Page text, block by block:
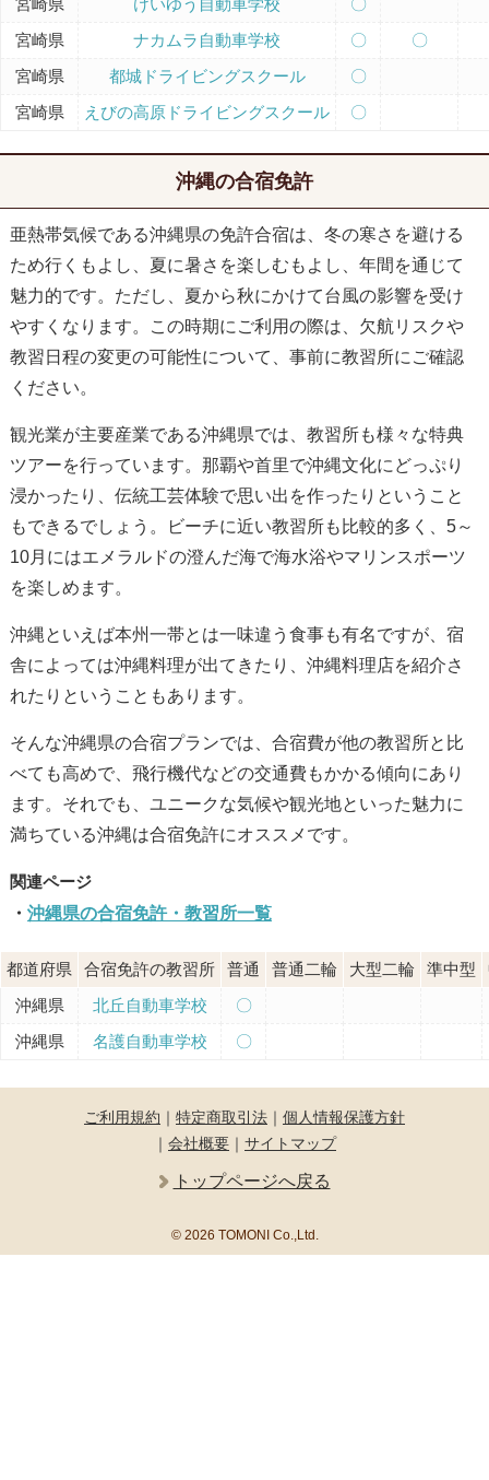
宮崎県
ナカムラ自動車学校 〇 〇
宮崎県
都城ドライビングスクール
〇
宮崎県
えびの高原ドライビングスクール 〇
沖縄の合宿免許
亜熱帯気候である沖縄県の免許合宿は、冬の寒さを避ける
ため行くもよし、夏に暑さを楽しむもよし、年間を通じて
魅力的です。ただし、夏から秋にかけて台風の影響を受け
やすくなります。この時期にご利用の際は、欠航リスクや
教習日程の変更の可能性について、事前に教習所にご確認
ください。
観光業が主要産業である沖縄県では、教習所も様々な特典
ツアーを行っています。那覇や首里で沖縄文化にどっぷり
浸かったり、伝統工芸体験で思い出を作ったりということ
もできるでしょう。ビーチに近い教習所も比較的多く、5～
10月にはエメラルドの澄んだ海で海水浴やマリンスポーツ
を楽しめます。
沖縄といえば本州一帯とは一味違う食事も有名ですが、宿
舎によっては沖縄料理が出てきたり、沖縄料理店を紹介さ
れたりということもあります。
そんな沖縄県の合宿プランでは、合宿費が他の教習所と比
べても高めで、飛行機代などの交通費もかかる傾向にあり
ます。それでも、ユニークな気候や観光地といった魅力に
満ちている沖縄は合宿免許にオススメです。
沖縄県の合宿免許・教習所一覧
都道府県 合宿免許の教習所 普通 普通二輪 大型二輪 準中型
沖縄県
北丘自動車学校
〇
沖縄県
名護自動車学校 〇
ご利用規約 ｜ 特定商取引法 ｜ 個人情報保護方針
｜ 会社概要 ｜ サイトマップ
トップページへ戻る
© 2026 TOMONI Co.,Ltd.